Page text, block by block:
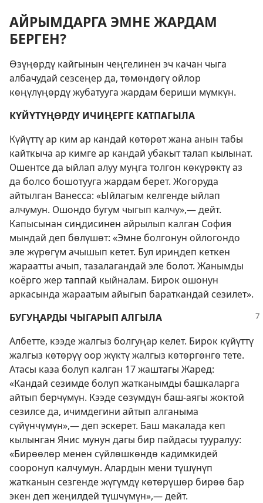
АЙРЫМДАРГА ЭМНЕ ЖАРДАМ
БЕРГЕН?
Өзүңөрдү кайгынын чеңгелинен эч качан чыга
албачудай сезсеңер да, төмөндөгү ойлор
көңүлүңөрдү жубатууга жардам бериши мүмкүн.
КҮЙҮТҮҢӨРДҮ ИЧИҢЕРГЕ КАТПАГЫЛА
Күйүттү ар ким ар кандай көтөрөт жана анын табы
кайткыча ар кимге ар кандай убакыт талап кылынат.
Ошентсе да ыйлап алуу муңга толгон көкүрөктү аз
да болсо бошотууга жардам берет. Жогоруда
айтылган Ванесса: «Ыйлагым келгенде ыйлап
алчумун. Ошондо бугум чыгып калчу»,— дейт.
Капысынан сиңдисинен айрылып калган София
мындай деп бөлүшөт: «Эмне болгонун ойлогондо
эле жүрөгүм ачышып кетет. Бул ириңдеп кеткен
жараатты ачып, тазалагандай эле болот. Жанымды
коёрго жер таппай кыйналам. Бирок ошонун
аркасында жараатым айыгып бараткандай сезилет».
БУГУҢАРДЫ ЧЫГАРЫП АЛГЫЛА
Албетте, кээде жалгыз болгуңар келет. Бирок күйүттү
жалгыз көтөрүү оор жүктү жалгыз көтөргөнгө тете.
Атасы каза болуп калган 17 жаштагы Жаред:
«Кандай сезимде болуп жатканымды башкаларга
айтып берчүмүн. Кээде сөзүмдүн баш-аягы жоктой
сезилсе да, ичимдегини айтып алганыма
сүйүнчүмүн»,— деп эскерет. Баш макалада кеп
кылынган Янис мунун дагы бир пайдасы тууралуу:
«Бирөөлөр менен сүйлөшкөндө кадимкидей
сооронуп калчумун. Алардын мени түшүнүп
жатканын сезгенде жүгүмдү көтөрүшөр бирөө бар
экен деп жеңилдей түшчүмүн»,— дейт.